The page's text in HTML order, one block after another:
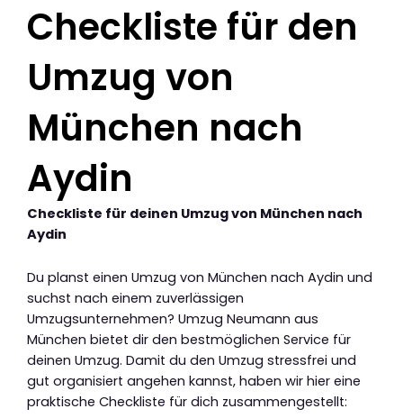
Checkliste für den
Umzug von
München nach
Aydin
Checkliste für deinen Umzug von München nach
Aydin
Du planst einen Umzug von München nach Aydin und
suchst nach einem zuverlässigen
Umzugsunternehmen? Umzug Neumann aus
München bietet dir den bestmöglichen Service für
deinen Umzug. Damit du den Umzug stressfrei und
gut organisiert angehen kannst, haben wir hier eine
praktische Checkliste für dich zusammengestellt: